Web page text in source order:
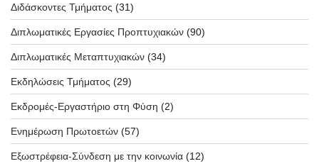
Διδάσκοντες Τμήματος (31)
Διπλωματικές Εργασίες Προπτυχιακών (90)
Διπλωματικές Μεταπτυχιακών (34)
Εκδηλώσεις Τμήματος (29)
Εκδρομές-Εργαστήριο στη Φύση (2)
Ενημέρωση Πρωτοετών (57)
Εξωστρέφεια-Σύνδεση με την κοινωνία (12)